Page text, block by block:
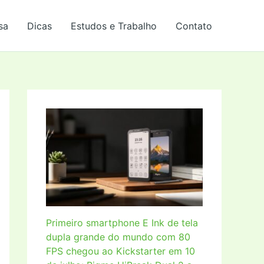
Dicas Estudos e Trabalho Contato
Primeiro smartphone E Ink de tela
dupla grande do mundo com 80
FPS chegou ao Kickstarter em 10